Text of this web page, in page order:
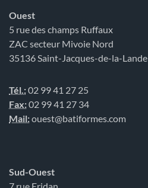
Ouest
5 rue des champs Ruffaux
ZAC secteur Mivoie Nord
35136 Saint-Jacques-de-la-Lande
Tél.:02 99 41 27 25
Fax:02 99 41 27 34
Mail:ouest@batiformes.com
Sud-Ouest